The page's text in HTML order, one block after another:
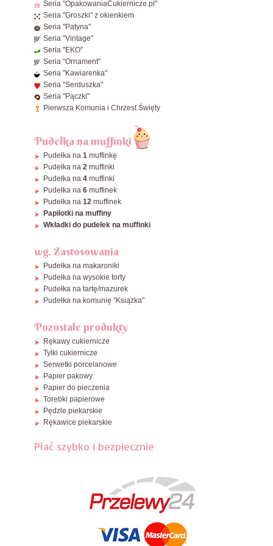
ø32 cm
ø34 cm
ø36 cm
ø38 cm
ø40 cm
Zobacz wszystkie Okrągłe
Seria "OpakowaniaCukiernicze.pl"
Seria "Groszki" z okienkiem
Seria "Patyna"
Seria "Vintage"
Seria "EKO"
Seria "Ornament"
Seria "Kawiarenka"
Seria "Serduszka"
Seria "Pączki"
Pierwsza Komunia i Chrzest Święty
Pudełka na muffinki
Pudełka na 1muffinkę
Pudełka na 2muffinki
Pudełka na 4muffinki
Pudełka na 6muffinek
Pudełka na 12muffinek
Papilotki na muffiny
Wkładki do pudełek na muffinki
wg. Zastosowania
Pudełka na makaroniki
Pudełka na wysokie torty
Pudełka na tartę/mazurek
Pudełka na komunię "Książka"
Pozostałe produkty
Rękawy cukiernicze
Tylki cukiernicze
Serwetki porcelanowe
Papier pakowy
Papier do pieczenia
Torebki papierowe
Pędzle piekarskie
Rękawice piekarskie
Płać szybko i bezpiecznie